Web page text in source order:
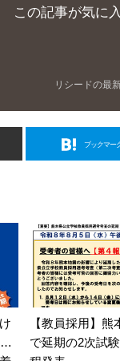
この記事が気に
リシードの最
ブックマー
…
【教員採用】熊
で延期の2次試